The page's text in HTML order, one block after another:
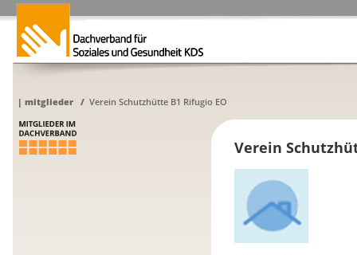
| mitglieder/ Verein Schutzhütte B1 Rifugio EO
Verein